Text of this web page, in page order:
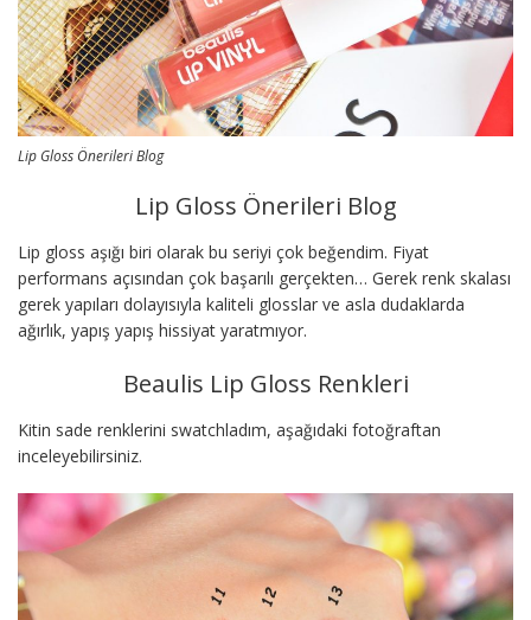
Lip Gloss Önerileri Blog
Lip Gloss Önerileri Blog
Lip gloss aşığı biri olarak bu seriyi çok beğendim. Fiyat
performans açısından çok başarılı gerçekten… Gerek renk skalası
gerek yapıları dolayısıyla kaliteli glosslar ve asla dudaklarda
ağırlık, yapış yapış hissiyat yaratmıyor.
Beaulis Lip Gloss Renkleri
Kitin sade renklerini swatchladım, aşağıdaki fotoğraftan
inceleyebilirsiniz.